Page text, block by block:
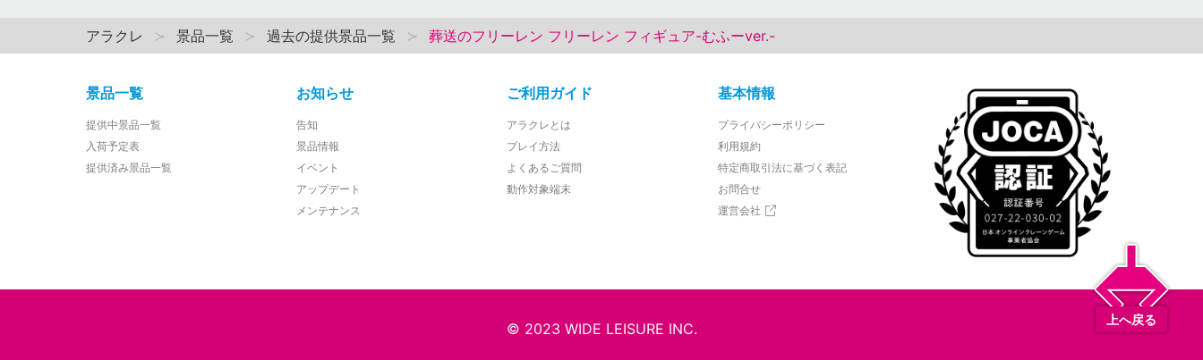
アラクレ 景品一覧 過去の提供景品一覧 葬送のフリーレン フリーレン フィギュア-むふーver.-
景品一覧
提供中景品一覧
入荷予定表
提供済み景品一覧
お知らせ
告知
景品情報
イベント
アップデート
メンテナンス
ご利用ガイド
アラクレとは
プレイ方法
よくあるご質問
動作対象端末
基本情報
プライバシーポリシー
利用規約
特定商取引法に基づく表記
お問合せ
運営会社
© 2023 WIDE LEISURE INC.
上へ戻る